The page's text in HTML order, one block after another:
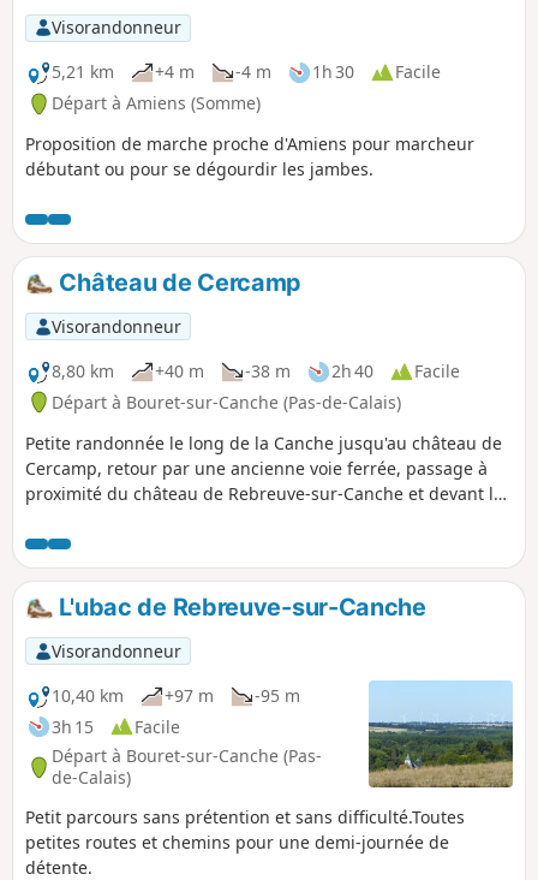
Visorandonneur
5,21 km
+4 m -4 m 1h 30
Facile
Départ à Amiens (Somme)
Proposition de marche proche d'Amiens pour marcheur
débutant ou pour se dégourdir les jambes.
Château de Cercamp
Visorandonneur
8,80 km
+40 m -38 m 2h 40
Facile
Départ à Bouret-sur-Canche (Pas-de-Calais)
Petite randonnée le long de la Canche jusqu'au château de
Cercamp, retour par une ancienne voie ferrée, passage à
proximité du château de Rebreuve-sur-Canche et devant la
L'ubac de Rebreuve-sur-Canche
Visorandonneur
10,40 km
+97 m
-95 m
3h 15
Facile
Départ à Bouret-sur-Canche (Pas-
de-Calais)
Petit parcours sans prétention et sans difficulté.Toutes
petites routes et chemins pour une demi-journée de
détente.